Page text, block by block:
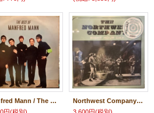
Manfred Mann / The Best Of Manfred Mann
Northwest Company / Eight Hour Day